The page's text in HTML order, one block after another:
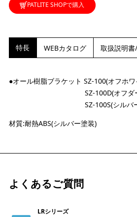
PATLITE SHOPで購入
特長 WEBカタログ 取扱説明
●オール樹脂ブラケット SZ-100(オフホ
SZ-100D(オフダーク
SZ-100S(シルバ
材質:耐熱ABS(シルバー塗装)
よくあるご質問
LRシリーズ